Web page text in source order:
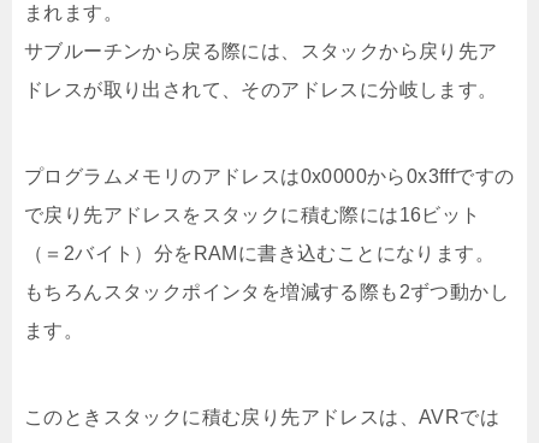
まれます。
サブルーチンから戻る際には、スタックから戻り先ア
ドレスが取り出されて、そのアドレスに分岐します。
プログラムメモリのアドレスは0x0000から0x3fffですの
で戻り先アドレスをスタックに積む際には16ビット
（＝2バイト）分をRAMに書き込むことになります。
もちろんスタックポインタを増減する際も2ずつ動かし
ます。
このときスタックに積む戻り先アドレスは、AVRでは